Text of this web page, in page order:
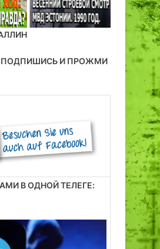
ПОДПИШИСЬ И ПРОЖМИ
В ОДНОЙ ТЕЛЕГЕ: